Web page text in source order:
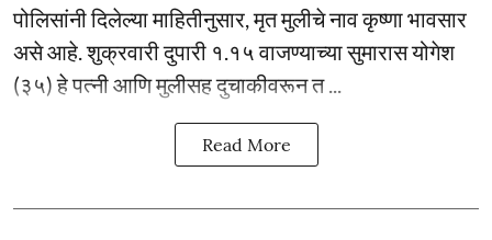
पोलिसांनी दिलेल्या माहितीनुसार, मृत मुलीचे नाव कृष्णा भावसार
असे आहे. शुक्रवारी दुपारी १.१५ वाजण्याच्या सुमारास योगेश
(३५) हे पत्नी आणि मुलीसह दुचाकीवरून त ...
Read More